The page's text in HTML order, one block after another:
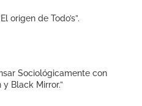
origen de Todo’s”.
Sociológicamente con
Black Mirror.”